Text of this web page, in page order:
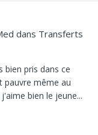
dans Transferts
bien pris dans ce
pauvre même au
bien le jeune...